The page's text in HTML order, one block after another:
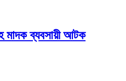
মাদক ব্যবসায়ী আটক